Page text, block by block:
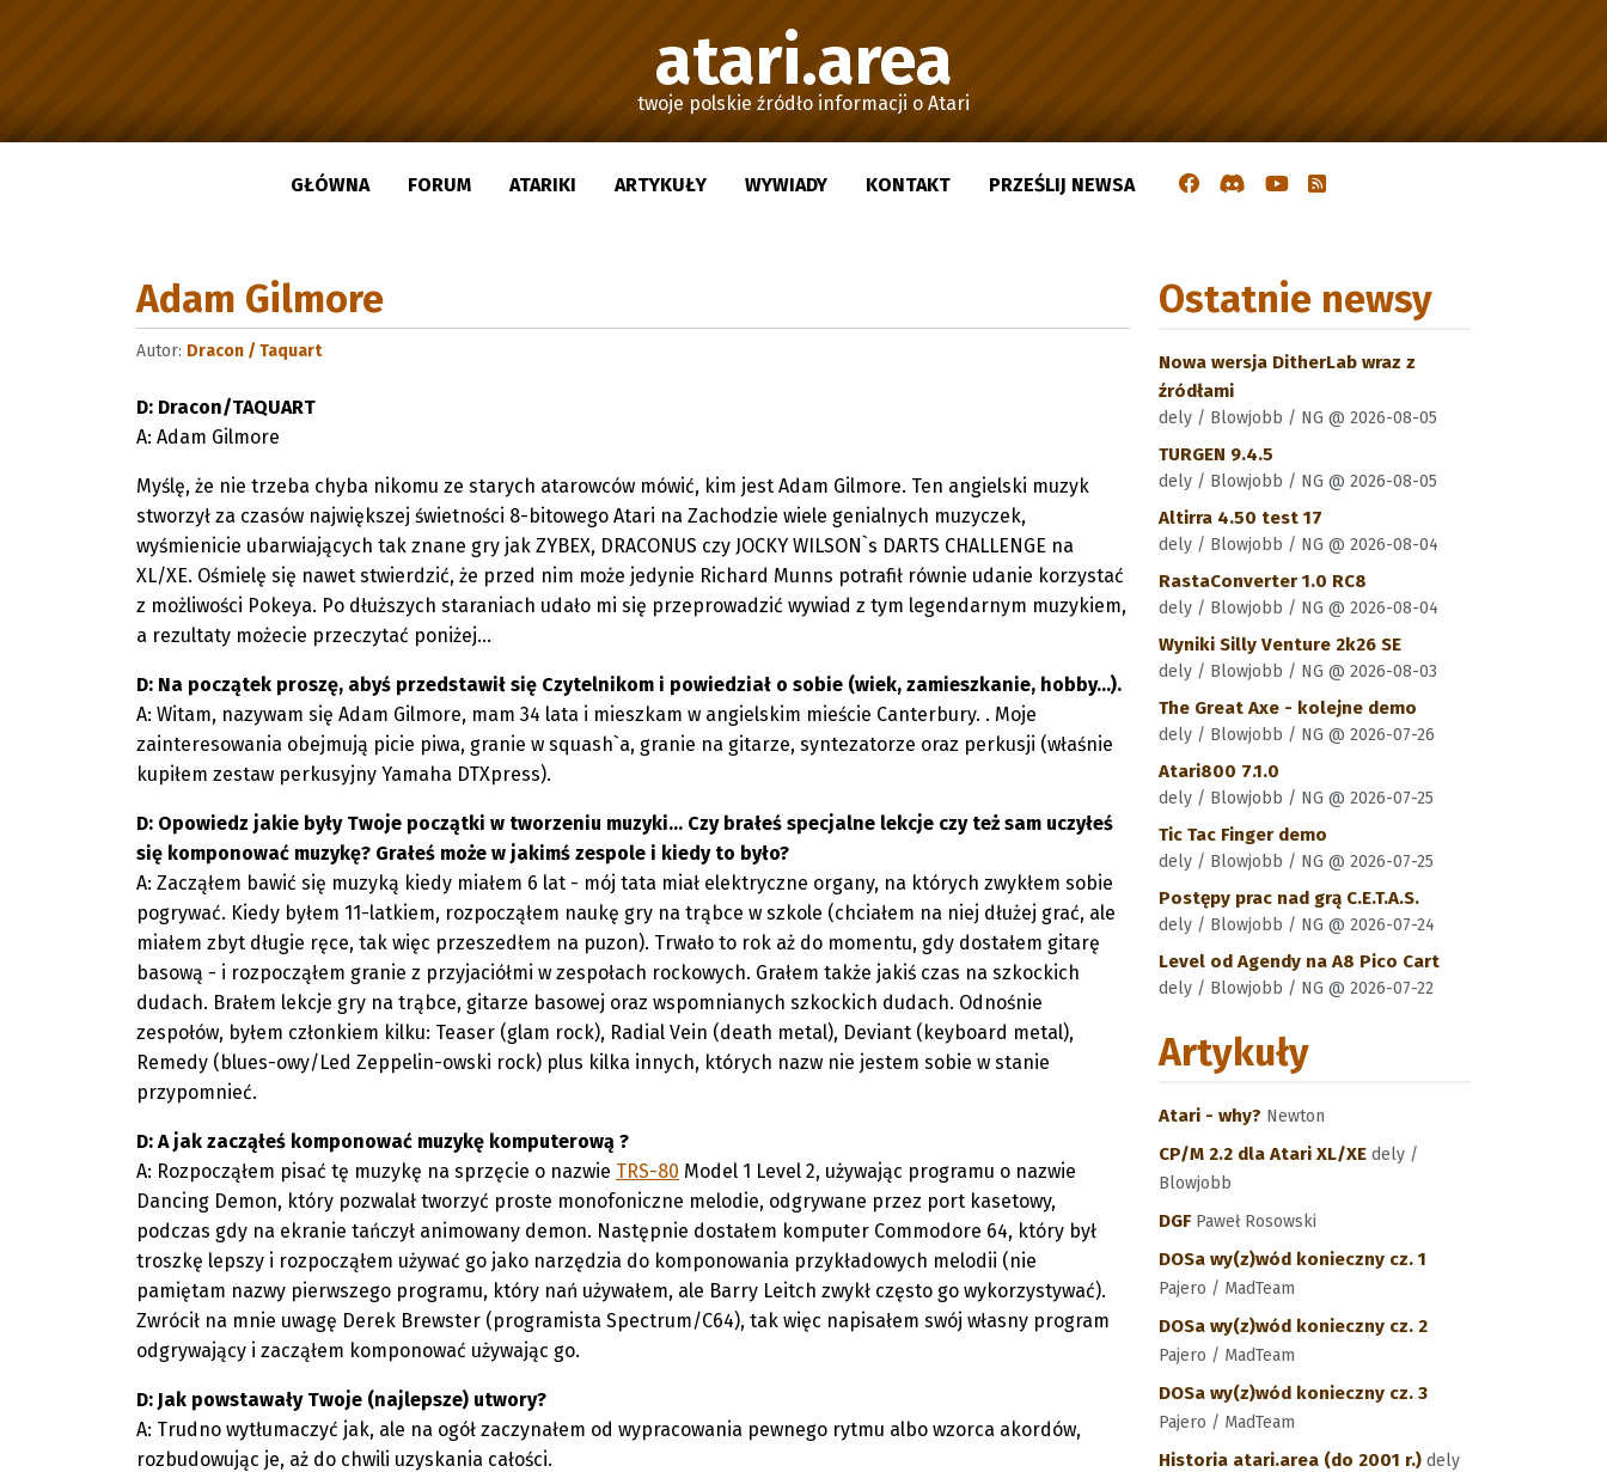
atari.area
twoje polskie źródło informacji o Atari
GŁÓWNA FORUM ATARIKI ARTYKUŁY WYWIADY KONTAKT PRZEŚLIJ NEWSA
Adam Gilmore
Autor: Dracon / Taquart
D: Dracon/TAQUART
A: Adam Gilmore
Myślę, że nie trzeba chyba nikomu ze starych atarowców mówić, kim jest Adam Gilmore. Ten angielski muzyk
stworzył za czasów największej świetności 8-bitowego Atari na Zachodzie wiele genialnych muzyczek,
wyśmienicie ubarwiających tak znane gry jak ZYBEX, DRACONUS czy JOCKY WILSON`s DARTS CHALLENGE na
XL/XE. Ośmielę się nawet stwierdzić, że przed nim może jedynie Richard Munns potrafił równie udanie korzystać
z możliwości Pokeya. Po dłuższych staraniach udało mi się przeprowadzić wywiad z tym legendarnym muzykiem,
a rezultaty możecie przeczytać poniżej...
D: Na początek proszę, abyś przedstawił się Czytelnikom i powiedział o sobie (wiek, zamieszkanie, hobby...).
A: Witam, nazywam się Adam Gilmore, mam 34 lata i mieszkam w angielskim mieście Canterbury. . Moje
zainteresowania obejmują picie piwa, granie w squash`a, granie na gitarze, syntezatorze oraz perkusji (właśnie
kupiłem zestaw perkusyjny Yamaha DTXpress).
D: Opowiedz jakie były Twoje początki w tworzeniu muzyki... Czy brałeś specjalne lekcje czy też sam uczyłeś
się komponować muzykę? Grałeś może w jakimś zespole i kiedy to było?
A: Zacząłem bawić się muzyką kiedy miałem 6 lat - mój tata miał elektryczne organy, na których zwykłem sobie
pogrywać. Kiedy byłem 11-latkiem, rozpocząłem naukę gry na trąbce w szkole (chciałem na niej dłużej grać, ale
miałem zbyt długie ręce, tak więc przeszedłem na puzon). Trwało to rok aż do momentu, gdy dostałem gitarę
basową - i rozpocząłem granie z przyjaciółmi w zespołach rockowych. Grałem także jakiś czas na szkockich
dudach. Brałem lekcje gry na trąbce, gitarze basowej oraz wspomnianych szkockich dudach. Odnośnie
zespołów, byłem członkiem kilku: Teaser (glam rock), Radial Vein (death metal), Deviant (keyboard metal),
Remedy (blues-owy/Led Zeppelin-owski rock) plus kilka innych, których nazw nie jestem sobie w stanie
przypomnieć.
D: A jak zacząłeś komponować muzykę komputerową ?
A: Rozpocząłem pisać tę muzykę na sprzęcie o nazwie TRS-80 Model 1 Level 2, używając programu o nazwie
Dancing Demon, który pozwalał tworzyć proste monofoniczne melodie, odgrywane przez port kasetowy,
podczas gdy na ekranie tańczył animowany demon. Następnie dostałem komputer Commodore 64, który był
troszkę lepszy i rozpocząłem używać go jako narzędzia do komponowania przykładowych melodii (nie
pamiętam nazwy pierwszego programu, który nań używałem, ale Barry Leitch zwykł często go wykorzystywać).
Zwrócił na mnie uwagę Derek Brewster (programista Spectrum/C64), tak więc napisałem swój własny program
odgrywający i zacząłem komponować używając go.
D: Jak powstawały Twoje (najlepsze) utwory?
A: Trudno wytłumaczyć jak, ale na ogół zaczynałem od wypracowania pewnego rytmu albo wzorca akordów,
rozbudowując je, aż do chwili uzyskania całości.
Ostatnie newsy
Nowa wersja DitherLab wraz z
źródłami
dely / Blowjobb / NG @ 2026-08-05
TURGEN 9.4.5
dely / Blowjobb / NG @ 2026-08-05
Altirra 4.50 test 17
dely / Blowjobb / NG @ 2026-08-04
RastaConverter 1.0 RC8
dely / Blowjobb / NG @ 2026-08-04
Wyniki Silly Venture 2k26 SE
dely / Blowjobb / NG @ 2026-08-03
The Great Axe - kolejne demo
dely / Blowjobb / NG @ 2026-07-26
Atari800 7.1.0
dely / Blowjobb / NG @ 2026-07-25
Tic Tac Finger demo
dely / Blowjobb / NG @ 2026-07-25
Postępy prac nad grą C.E.T.A.S.
dely / Blowjobb / NG @ 2026-07-24
Level od Agendy na A8 Pico Cart
dely / Blowjobb / NG @ 2026-07-22
Artykuły
Atari - why? Newton
CP/M 2.2 dla Atari XL/XE dely /
Blowjobb
DGF Paweł Rosowski
DOSa wy(z)wód konieczny cz. 1
Pajero / MadTeam
DOSa wy(z)wód konieczny cz. 2
Pajero / MadTeam
DOSa wy(z)wód konieczny cz. 3
Pajero / MadTeam
Historia atari.area (do 2001 r.) dely